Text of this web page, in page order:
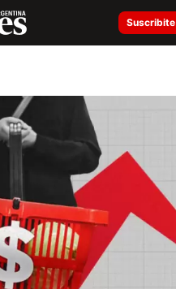
Suscribite